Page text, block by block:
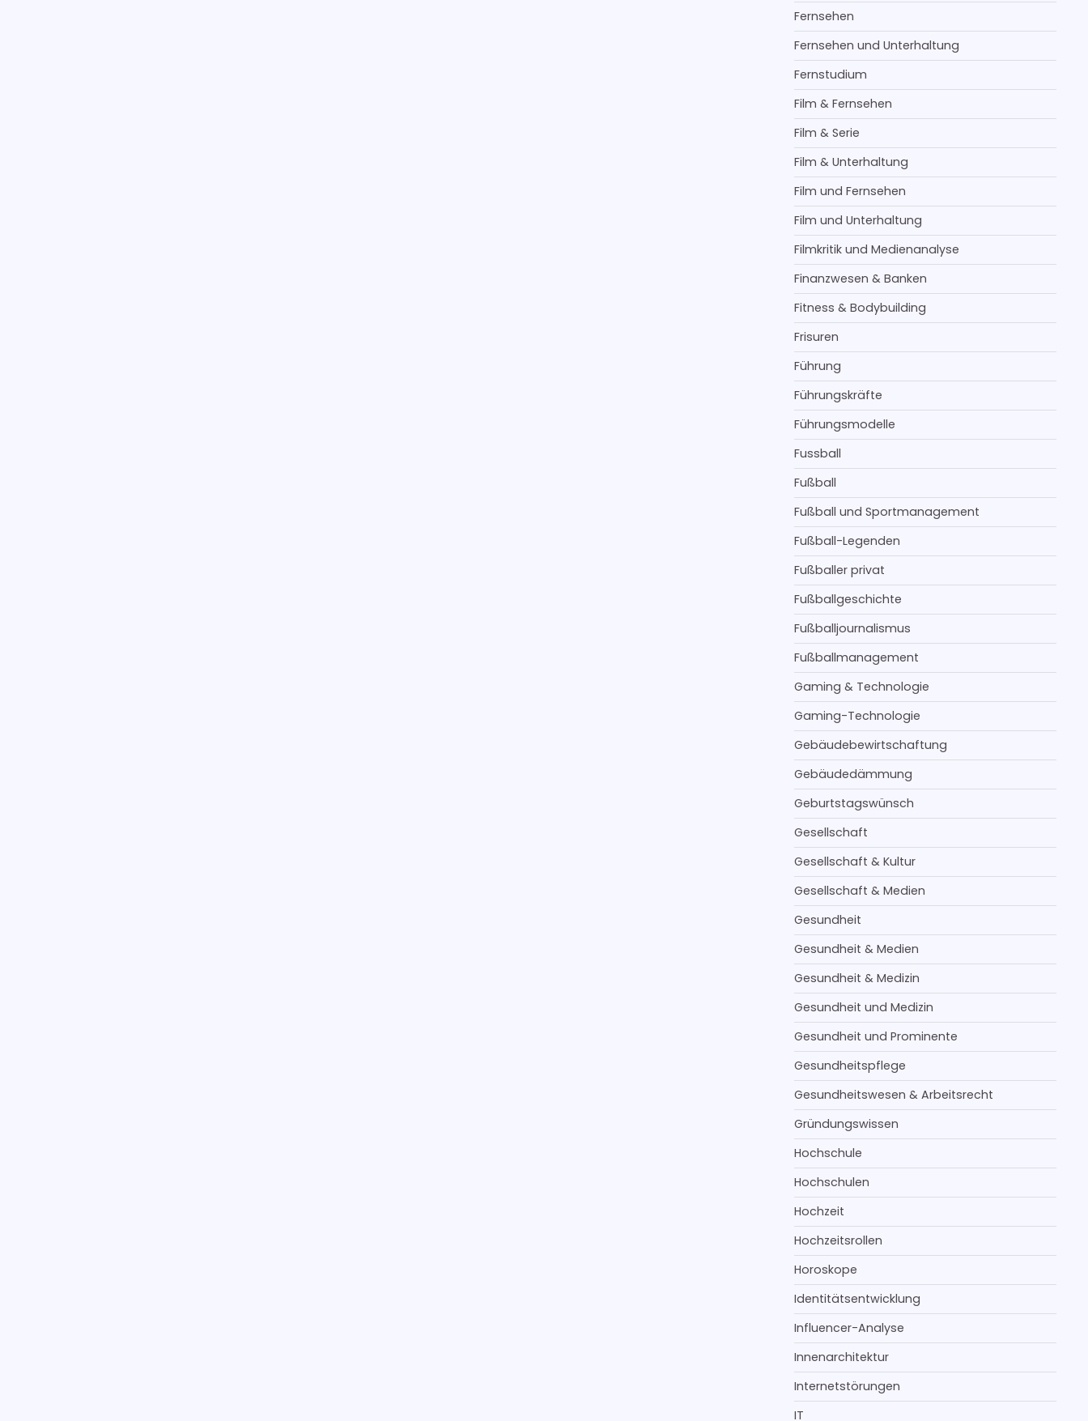
Fernsehen
Fernsehen und Unterhaltung
Fernstudium
Film & Fernsehen
Film & Serie
Film & Unterhaltung
Film und Fernsehen
Film und Unterhaltung
Filmkritik und Medienanalyse
Finanzwesen & Banken
Fitness & Bodybuilding
Frisuren
Führung
Führungskräfte
Führungsmodelle
Fussball
Fußball
Fußball und Sportmanagement
Fußball-Legenden
Fußballer privat
Fußballgeschichte
Fußballjournalismus
Fußballmanagement
Gaming & Technologie
Gaming-Technologie
Gebäudebewirtschaftung
Gebäudedämmung
Geburtstagswünsch
Gesellschaft
Gesellschaft & Kultur
Gesellschaft & Medien
Gesundheit
Gesundheit & Medien
Gesundheit & Medizin
Gesundheit und Medizin
Gesundheit und Prominente
Gesundheitspflege
Gesundheitswesen & Arbeitsrecht
Gründungswissen
Hochschule
Hochschulen
Hochzeit
Hochzeitsrollen
Horoskope
Identitätsentwicklung
Influencer-Analyse
Innenarchitektur
Internetstörungen
IT